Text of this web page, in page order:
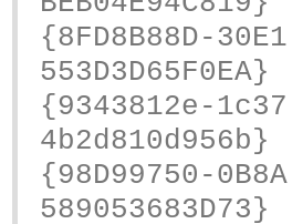
{8FD8B88D-
553D3D65F0EA}
{9343812e-
4b2d810d956b}
{98D99750-
589053683D73}